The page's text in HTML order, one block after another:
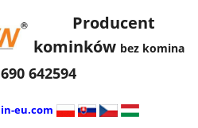
Producent
kominków bez komina
642594
eu.com